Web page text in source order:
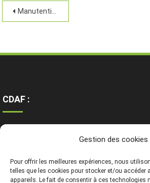
Gestion des cookies
Pour offrir les meilleures expériences, nous
telles que les cookies pour stocker et/ou accéder
appareils. Le fait de consentir à ces technologies
Manutention et transport
CDAF :
Mentions légales